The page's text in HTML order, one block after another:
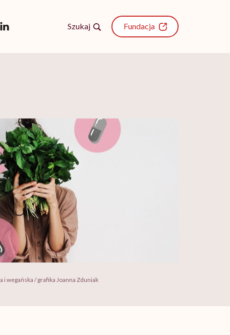
Szukaj Fundacja
wegańska / grafika Joanna Zduniak